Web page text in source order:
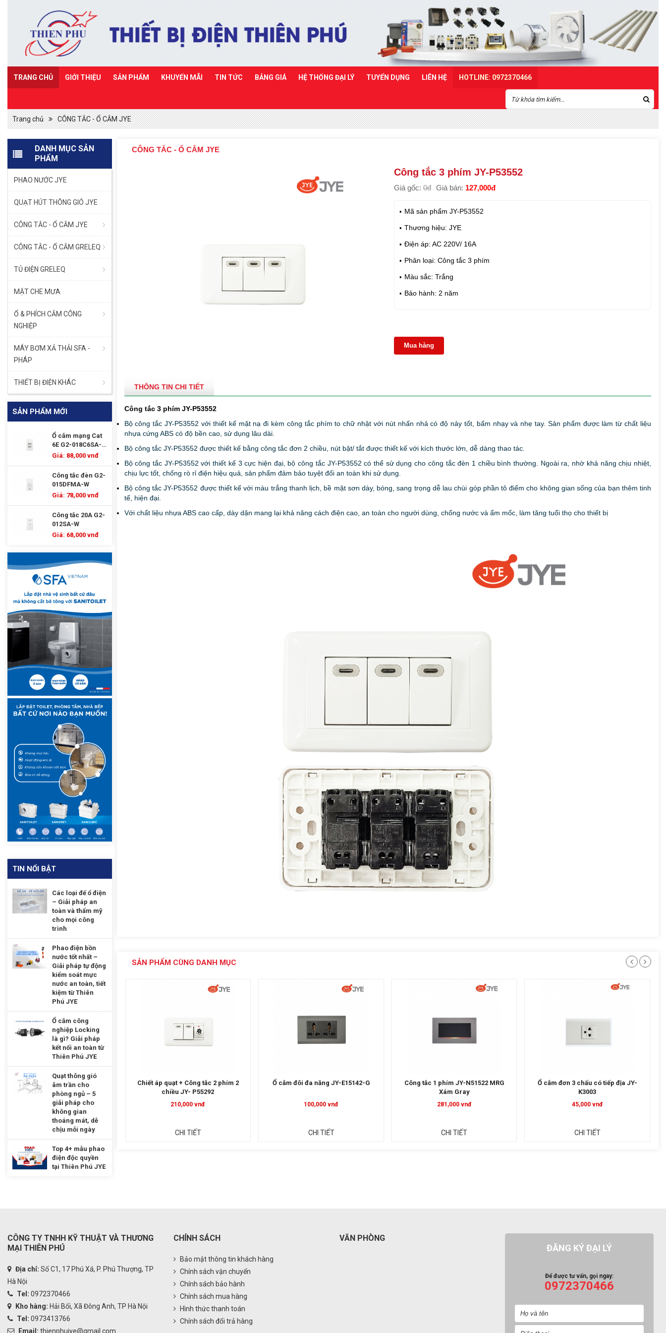
TRANG CHỦ GIỚI THIỆU SẢN PHẨM KHUYẾN MÃI TIN TỨC BẢNG GIÁ HỆ THỐNG ĐẠI LÝ TUYỂN DỤNG LIÊN HỆ HOTLINE: 0972370466
Trang chủ CÔNG TẮC - Ổ CẮM JYE
DANH MỤC SẢN
PHẨM
PHAO NƯỚC JYE
QUẠT HÚT THÔNG GIÓ JYE
CÔNG TẮC - Ổ CẮM JYE
CÔNG TẮC - Ổ CẮM GRELEQ
TỦ ĐIỆN GRELEQ
MẶT CHE MƯA
Ổ & PHÍCH CẮM CÔNG
NGHIỆP
MÁY BƠM XẢ THẢI SFA -
PHÁP
THIẾT BỊ ĐIỆN KHÁC
SẢN PHẨM MỚI
Ổ cắm mạng Cat
6E G2-018C6SA-
W
Giá: 88,000 vnđ
Công tắc đèn G2-
015DFMA-W
Giá: 78,000 vnđ
Công tắc 20A G2-
012SA-W
Giá: 68,000 vnđ
TIN NỔI BẬT
Các loại đế ổ điện
– Giải pháp an
toàn và thẩm mỹ
cho mọi công
trình
Phao điện bồn
nước tốt nhất –
Giải pháp tự động
kiểm soát mực
nước an toàn, tiết
kiệm từ Thiên
Phú JYE
Ổ cắm công
nghiệp Locking
là gì? Giải pháp
kết nối an toàn từ
Thiên Phú JYE
Quạt thông gió
âm trần cho
phòng ngủ – 5
giải pháp cho
không gian
thoáng mát, dễ
chịu mỗi ngày
Top 4+ mẫu phao
điện độc quyền
tại Thiên Phú JYE
CÔNG TẮC - Ổ CẮM JYE
Công tắc 3 phím JY-P53552
Giá gốc: 0đ Giá bán: 127,000đ
Mã sản phẩm JY-P53552
Thương hiệu: JYE
Điện áp: AC 220V/ 16A
Phân loại: Công tắc 3 phím
Màu sắc: Trắng
Bảo hành: 2 năm
Mua hàng
THÔNG TIN CHI TIẾT
Công tắc 3 phím JY-P53552
Bộ công tắc JY-P53552 với thiết kế mặt nạ đi kèm công tắc phím to chữ nhật với nút nhấn nhả có độ nảy tốt, bấm nhạy và nhẹ tay. Sản phẩm được làm từ chất liệu
nhựa cứng ABS có độ bền cao, sử dụng lâu dài.
Bộ công tắc JY-P53552 được thiết kế bằng công tắc đơn 2 chiều, nút bật/ tắt được thiết kế với kích thước lớn, dễ dàng thao tác.
Bộ công tắc JY-P53552 với thiết kế 3 cực hiện đại, bộ công tắc JY-P53552 có thể sử dụng cho công tắc đèn 1 chiều bình thường
Ngoài ra, nhờ khả năng chịu nhiệt,
chịu lực tốt, chống rò rỉ điện hiệu quả, sản phẩm đảm bảo tuyệt đối an toàn khi sử dụng.
Bộ công tắc JY-P53552 được thiết kế với màu trắng thanh lịch, bề mặt sơn dày, bóng, sang trọng dễ lau chùi góp phần tô điểm cho không gian sống của bạn thêm tinh
tế, hiện đại.
Với chất liệu nhựa ABS cao cấp, dày dặn mang lại khả năng cách điện cao, an toàn cho người dùng, chống nước và ẩm mốc, làm tăng tuổi thọ cho thiết bị
SẢN PHẨM CÙNG DANH MỤC
Chiết áp quạt + Công tắc 2 phím 2
chiều JY- P55292
210,000 vnđ
CHI TIẾT
Ổ cắm đôi đa năng JY-E15142-G
100,000 vnđ
CHI TIẾT
Công tắc 1 phím JY-N51522 MRG
281,000 vnđ
CHI TIẾT
Ổ cắm đơn 3 chấu có tiếp địa JY-
K3003
45,000 vnđ
CHI TIẾT
Chiết áp quạt + Công tắc 2 phím 2
chiều JY- P55292
210,000 vnđ
CHI TIẾT
CÔNG TY TNHH KỸ THUẬT VÀ THƯƠNG
MẠI THIÊN PHÚ
Địa chỉ: Số C1, 17 Phú Xá, P. Phú Thượng, TP
Hà Nội
Tel: 0972370466
Kho hàng: Hải Bối, Xã Đông Anh, TP Hà Nội
Tel: 0973413766
Email: thienphujye@gmail.com
CHÍNH SÁCH
Bảo mật thông tin khách hàng
Chính sách vận chuyển
Chính sách bảo hành
Chính sách mua hàng
Hình thức thanh toán
Chính sách đổi trả hàng
VĂN PHÒNG
ĐĂNG KÝ ĐẠI LÝ
Để được tư vấn, gọi ngay:
0972370466